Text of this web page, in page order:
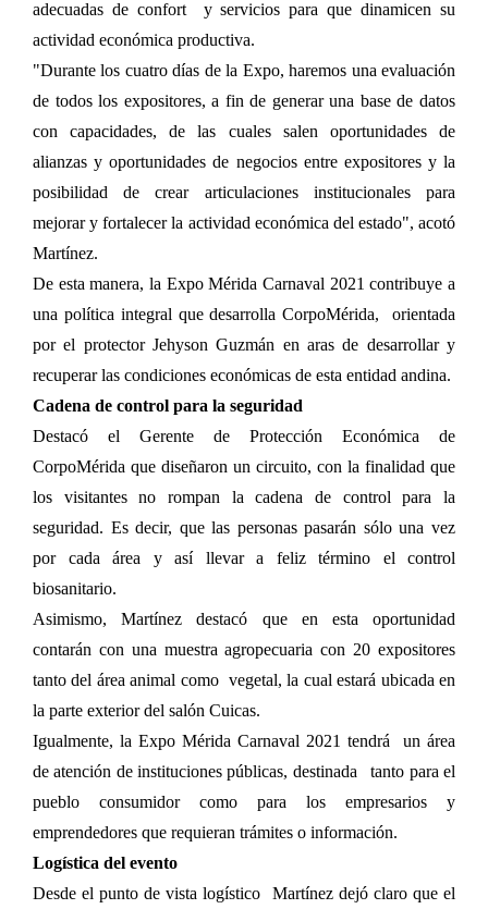
adecuadas de confort y servicios para que dinamicen su
actividad económica productiva.
"Durante los cuatro días de la Expo, haremos una evaluación
de todos los expositores, a fin de generar una base de datos
con capacidades, de las cuales salen oportunidades de
alianzas y oportunidades de negocios entre expositores y la
posibilidad de crear articulaciones institucionales para
mejorar y fortalecer la actividad económica del estado", acotó
Martínez.
De esta manera, la Expo Mérida Carnaval 2021 contribuye a
una política integral que desarrolla CorpoMérida, orientada
por el protector Jehyson Guzmán en aras de desarrollar y
recuperar las condiciones económicas de esta entidad andina.
Cadena de control para la seguridad
Destacó el Gerente de Protección Económica de
CorpoMérida que diseñaron un circuito, con la finalidad que
los visitantes no rompan la cadena de control para la
seguridad. Es decir, que las personas pasarán sólo una vez
por cada área y así llevar a feliz término el control
biosanitario.
Asimismo, Martínez destacó que en esta oportunidad
contarán con una muestra agropecuaria con 20 expositores
tanto del área animal como vegetal, la cual estará ubicada en
la parte exterior del salón Cuicas.
Igualmente, la Expo Mérida Carnaval 2021 tendrá un área
de atención de instituciones públicas, destinada tanto para el
pueblo consumidor como para los empresarios y
emprendedores que requieran trámites o información.
Logística del evento
Desde el punto de vista logístico Martínez dejó claro que el